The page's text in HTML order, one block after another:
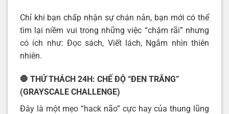
Chỉ khi bạn chấp nhận sự chán nản, bạn mới có thể
tìm lại niềm vui trong những việc “chậm rãi” nhưng
có ích như: Đọc sách, Viết lách, Ngắm nhìn thiên
nhiên.
🛑 THỬ THÁCH 24H: CHẾ ĐỘ “ĐEN TRẮNG”
(GRAYSCALE CHALLENGE)
Đây là một mẹo “hack não” cực hay của thung lũng